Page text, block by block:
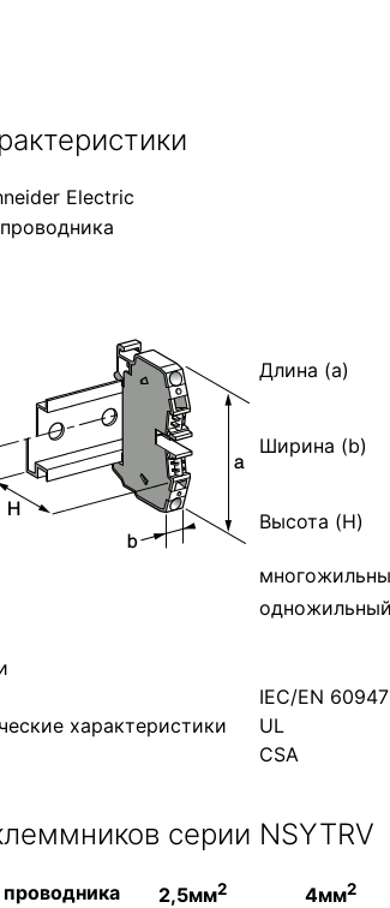
Electric
Длина (a)
Ширина (b)
Высота (H)
характеристики
IEC/EN
UL
CSA
серии NSYTRV
2,5мм2 4мм2